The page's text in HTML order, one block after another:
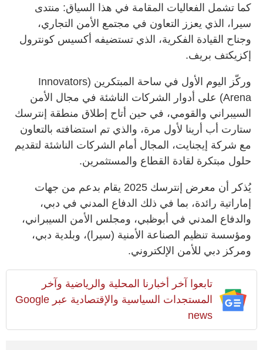
كما تشمل الفعاليات المقامة في هذا السياق: منتدى
سيرا، الذي يعزز التعاون في مجتمع الأمن التجاري،
وجناح القيادة الفكرية، الذي تستضيفه أكسيس كونترول
إكزيكتف بريف.
وركّز اليوم الأول في ساحة المبتكرين (Innovators
Arena) على أدوار الشركات الناشئة في مجال الأمن
السيبراني والقومي، في حين أتاح إطلاق منطقة إنترسك
ستارت أب أرينا لأول مرة، والذي تم استضافته بالتعاون
مع شركة إيجنايت، المجال أمام الشركات الناشئة لتقديم
حلول مبتكرة لقادة القطاع والمستثمرين.
يُذكر أن معرض إنترسك 2025 يقام بدعم من جهات
إماراتية رائدة، بما في ذلك الدفاع المدني في دبي،
والدفاع المدني في أبوظبي، ومجلس الأمن السيبراني،
ومؤسسة تنظيم الصناعة الأمنية (سيرا)، وبلدية دبي،
ومركز دبي للأمن الإلكتروني.
تابعوا آخر أخبارنا المحلية والرياضية وآخر
المستجدات السياسية والإقتصادية عبر Google
news